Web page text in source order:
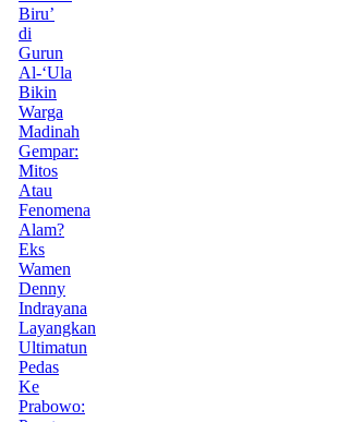
Biru’
di
Gurun
Al-‘Ula
Bikin
Warga
Madinah
Gempar:
Mitos
Atau
Fenomena
Alam?
Eks
Wamen
Denny
Indrayana
Layangkan
Ultimatun
Pedas
Ke
Prabowo: